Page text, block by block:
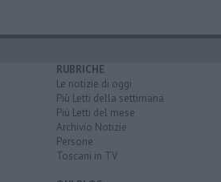
RUBRICHE
Le notizie di oggi
Più Letti della settimana
Più Letti del mese
Archivio Notizie
Persone
Toscani in TV